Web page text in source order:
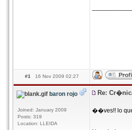
#1 16 Nov 2009 02:27
baron rojo
Joined: January 2009
Posts: 319
Location: LLEIDA
Re:
��ves!! lo